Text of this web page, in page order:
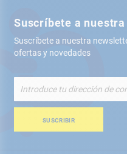
Suscríbete a
Suscríbete a nuestra
ofertas y novedades
nuestro
de
SUSCRIBIR